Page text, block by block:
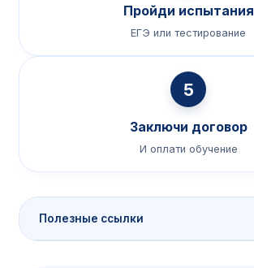
Пройди испытания
ЕГЭ или тестирование
5
Заключи договор
И оплати обучение
Полезные ссылки